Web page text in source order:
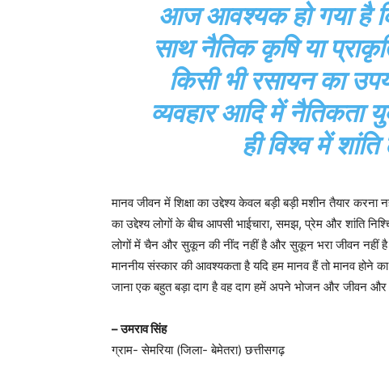
आज आवश्यक हो गया है
साथ नैतिक कृषि या
किसी भी रसायन का
व्यवहार आदि में नैतिकता
ही विश्व में
मानव जीवन में शिक्षा का उद्देश्य केवल बड़ी बड़ी मशीन तैयार करना
का उद्देश्य लोगों के बीच आपसी भाईचारा, समझ, प्रेम और शांति
लोगों में चैन और सुकून की नींद नहीं है और सुकून भरा जीवन नहीं है
माननीय संस्कार की आवश्यकता है यदि हम मानव हैं तो मानव
जाना एक बहुत बड़ा दाग है वह दाग हमें अपने भोजन और जीवन और
– उमराव सिंह
ग्राम- सेमरिया (जिला- बेमेतरा) छत्तीसगढ़